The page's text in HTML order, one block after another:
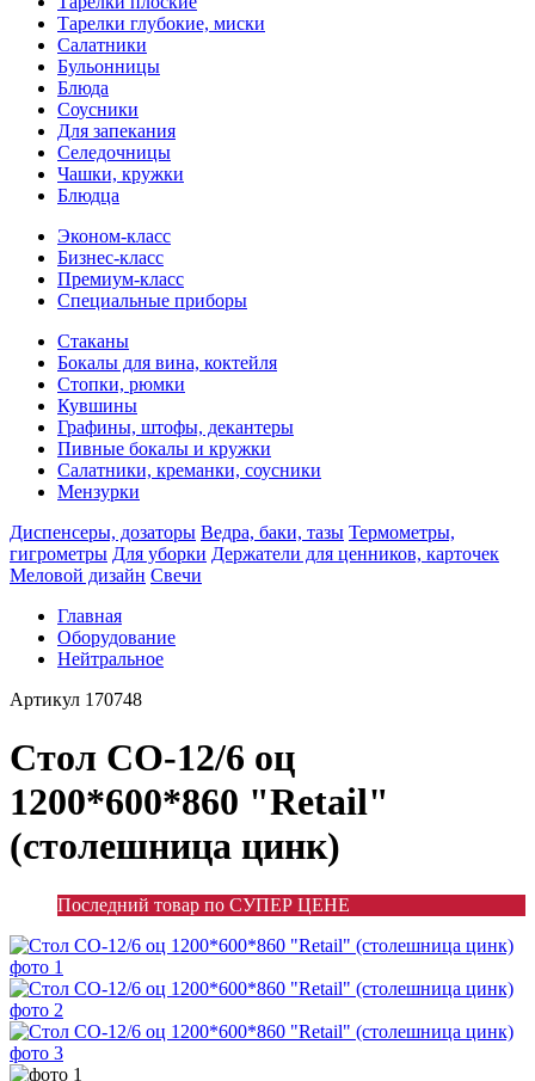
Тарелки глубокие, миски
Салатники
Бульонницы
Блюда
Соусники
Для запекания
Селедочницы
Чашки, кружки
Блюдца
Эконом-класс
Бизнес-класс
Премиум-класс
Специальные приборы
Стаканы
Бокалы для вина, коктейля
Стопки, рюмки
Кувшины
Графины, штофы, декантеры
Пивные бокалы и кружки
Салатники, креманки, соусники
Мензурки
Диспенсеры, дозаторы Ведра, баки, тазы Термометры,
гигрометры Для уборки Держатели для ценников, карточек
Меловой дизайн Свечи
Главная
Оборудование
Нейтральное
Артикул 170748
Стол СО-12/6 оц
1200*600*860 "Retail"
(столешница цинк)
Последний товар по СУПЕР ЦЕНЕ